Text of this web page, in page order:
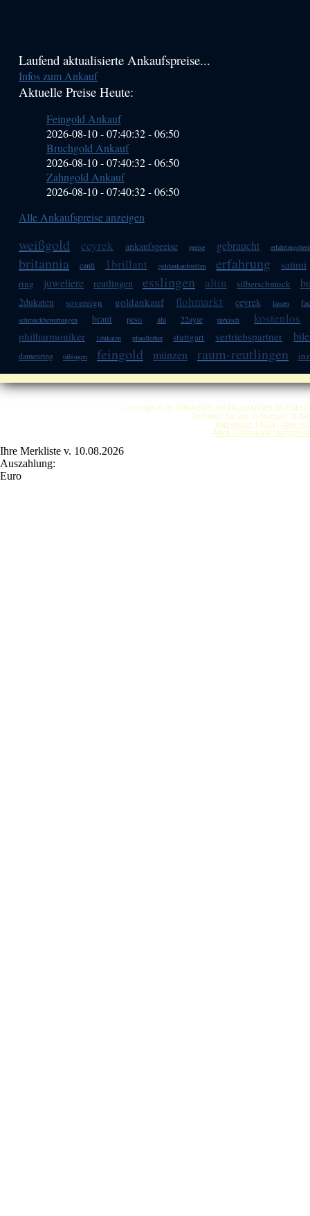
Haupt-
Sidebar
Laufend aktualisierte Ankaufspreise...
Infos zum Ankauf
Aktuelle Preise Heute:
Feingold Ankauf
2026-08-10 - 07:40:32-06:50
Bruchgold Ankauf
2026-08-10 - 07:40:32-06:50
Zahngold Ankauf
2026-08-10 - 07:40:32-06:50
Alle Ankaufspreise anzeigen
weißgold ceyrek ankaufspreise preise gebraucht
britannia canli 1brillant goldankaufstellen erfahrung satimi
ring juweliere reutlingen esslingen altin silberschmuck
2dukaten sovereign goldankauf flohmarkt çeyrek lassen
schmuckbewertungen braut peso ata 22ayar türkisch kostenlos
philharmoniker 1dukaten pfandleiher stuttgart vertriebspartner
damenring tübingen feingold münzen raum-reutlingen
Copyright © by ANKA
So finden Sie uns in Stuttgart:
Impressum| AGB|
Anka Goldankauf Stuttgart
Ihre Merkliste v. 10.08.2026
Auszahlung:
Euro